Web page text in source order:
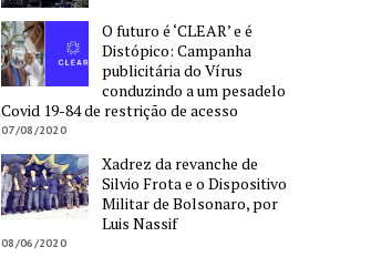
O futuro é ‘CLEAR’ e é
Distópico: Campanha
publicitária do Vírus
conduzindo a um pesadelo
Covid 19-84 de restrição de acesso
07/08/2020
Xadrez da revanche de
Silvio Frota e o Dispositivo
Militar de Bolsonaro, por
Luis Nassif
08/06/2020